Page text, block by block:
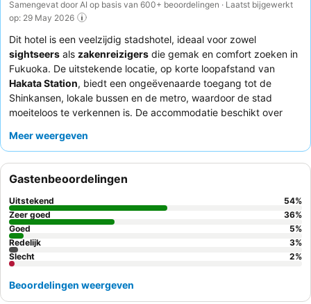
Samengevat door AI op basis van 600+ beoordelingen · Laatst bijgewerkt
op: 29 May 2026
Dit hotel is een veelzijdig stadshotel, ideaal voor zowel
sightseers als zakenreizigers die gemak en comfort zoeken in
Fukuoka. De uitstekende locatie, op korte loopafstand van
Hakata Station, biedt een ongeëvenaarde toegang tot de
Shinkansen, lokale bussen en de metro, waardoor de stad
moeiteloos te verkennen is. De accommodatie beschikt over
kamer te monitoren zijn, perfect voor langere verblijven. Gasten
ontbijtbuffet
Westerse opties omvat. Voor een echt rustige ervaring kunt u
overwegen een kamer aan te vragen die niet uitkijkt op
aangrenzende gebouwen.
Meer weergeven
Gastenbeoordelingen
Uitstekend 54%
Zeer goed
36%
Goed
5%
Redelijk
3%
Slecht
2%
Beoordelingen weergeven